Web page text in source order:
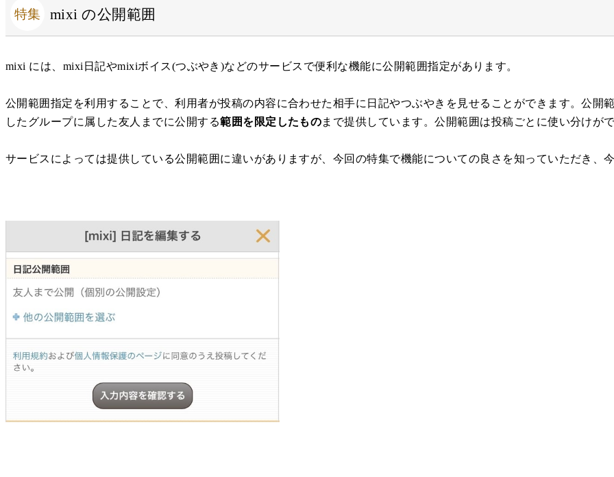
mixi の公開範囲
mixi には、mixi日記やmixiボイス(つぶやき)などのサービスで便利な機能に公開範囲指定があります。
公開範囲指定を利用することで、利用者が投稿の内容に合わせた相手に日記やつぶやきを見せることができます。公開
したグループに属した友人までに公開する範囲を限定したものまで提供しています。公開範囲は投稿ごとに使い分けが
サービスによっては提供している公開範囲に違いがありますが、今回の特集で機能についての良さを知っていただき、